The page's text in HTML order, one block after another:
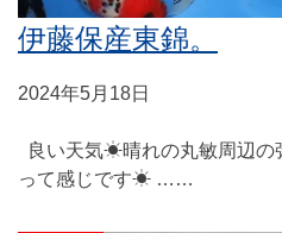
伊藤保産東錦。
2024年5月18日
良い天気☀晴れの丸敏周辺
って感じです☀ ……